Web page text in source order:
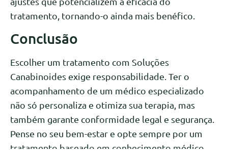
tratamento, tornando-o ainda mais benéfico.
Conclusão
Escolher um tratamento com Soluções
Canabinoides exige responsabilidade. Ter o
acompanhamento de um médico especializado
não só personaliza e otimiza sua terapia, mas
também garante conformidade legal e segurança.
Pense no seu bem-estar e opte sempre por um
tratamento baseado em conhecimento médico